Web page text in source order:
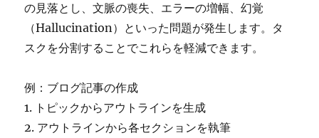
の見落とし、文脈の喪失、エラーの増幅、幻覚
（Hallucination）といった問題が発生します。タ
スクを分割することでこれらを軽減できます。
例：ブログ記事の作成
1. トピックからアウトラインを生成
2. アウトラインから各セクションを執筆